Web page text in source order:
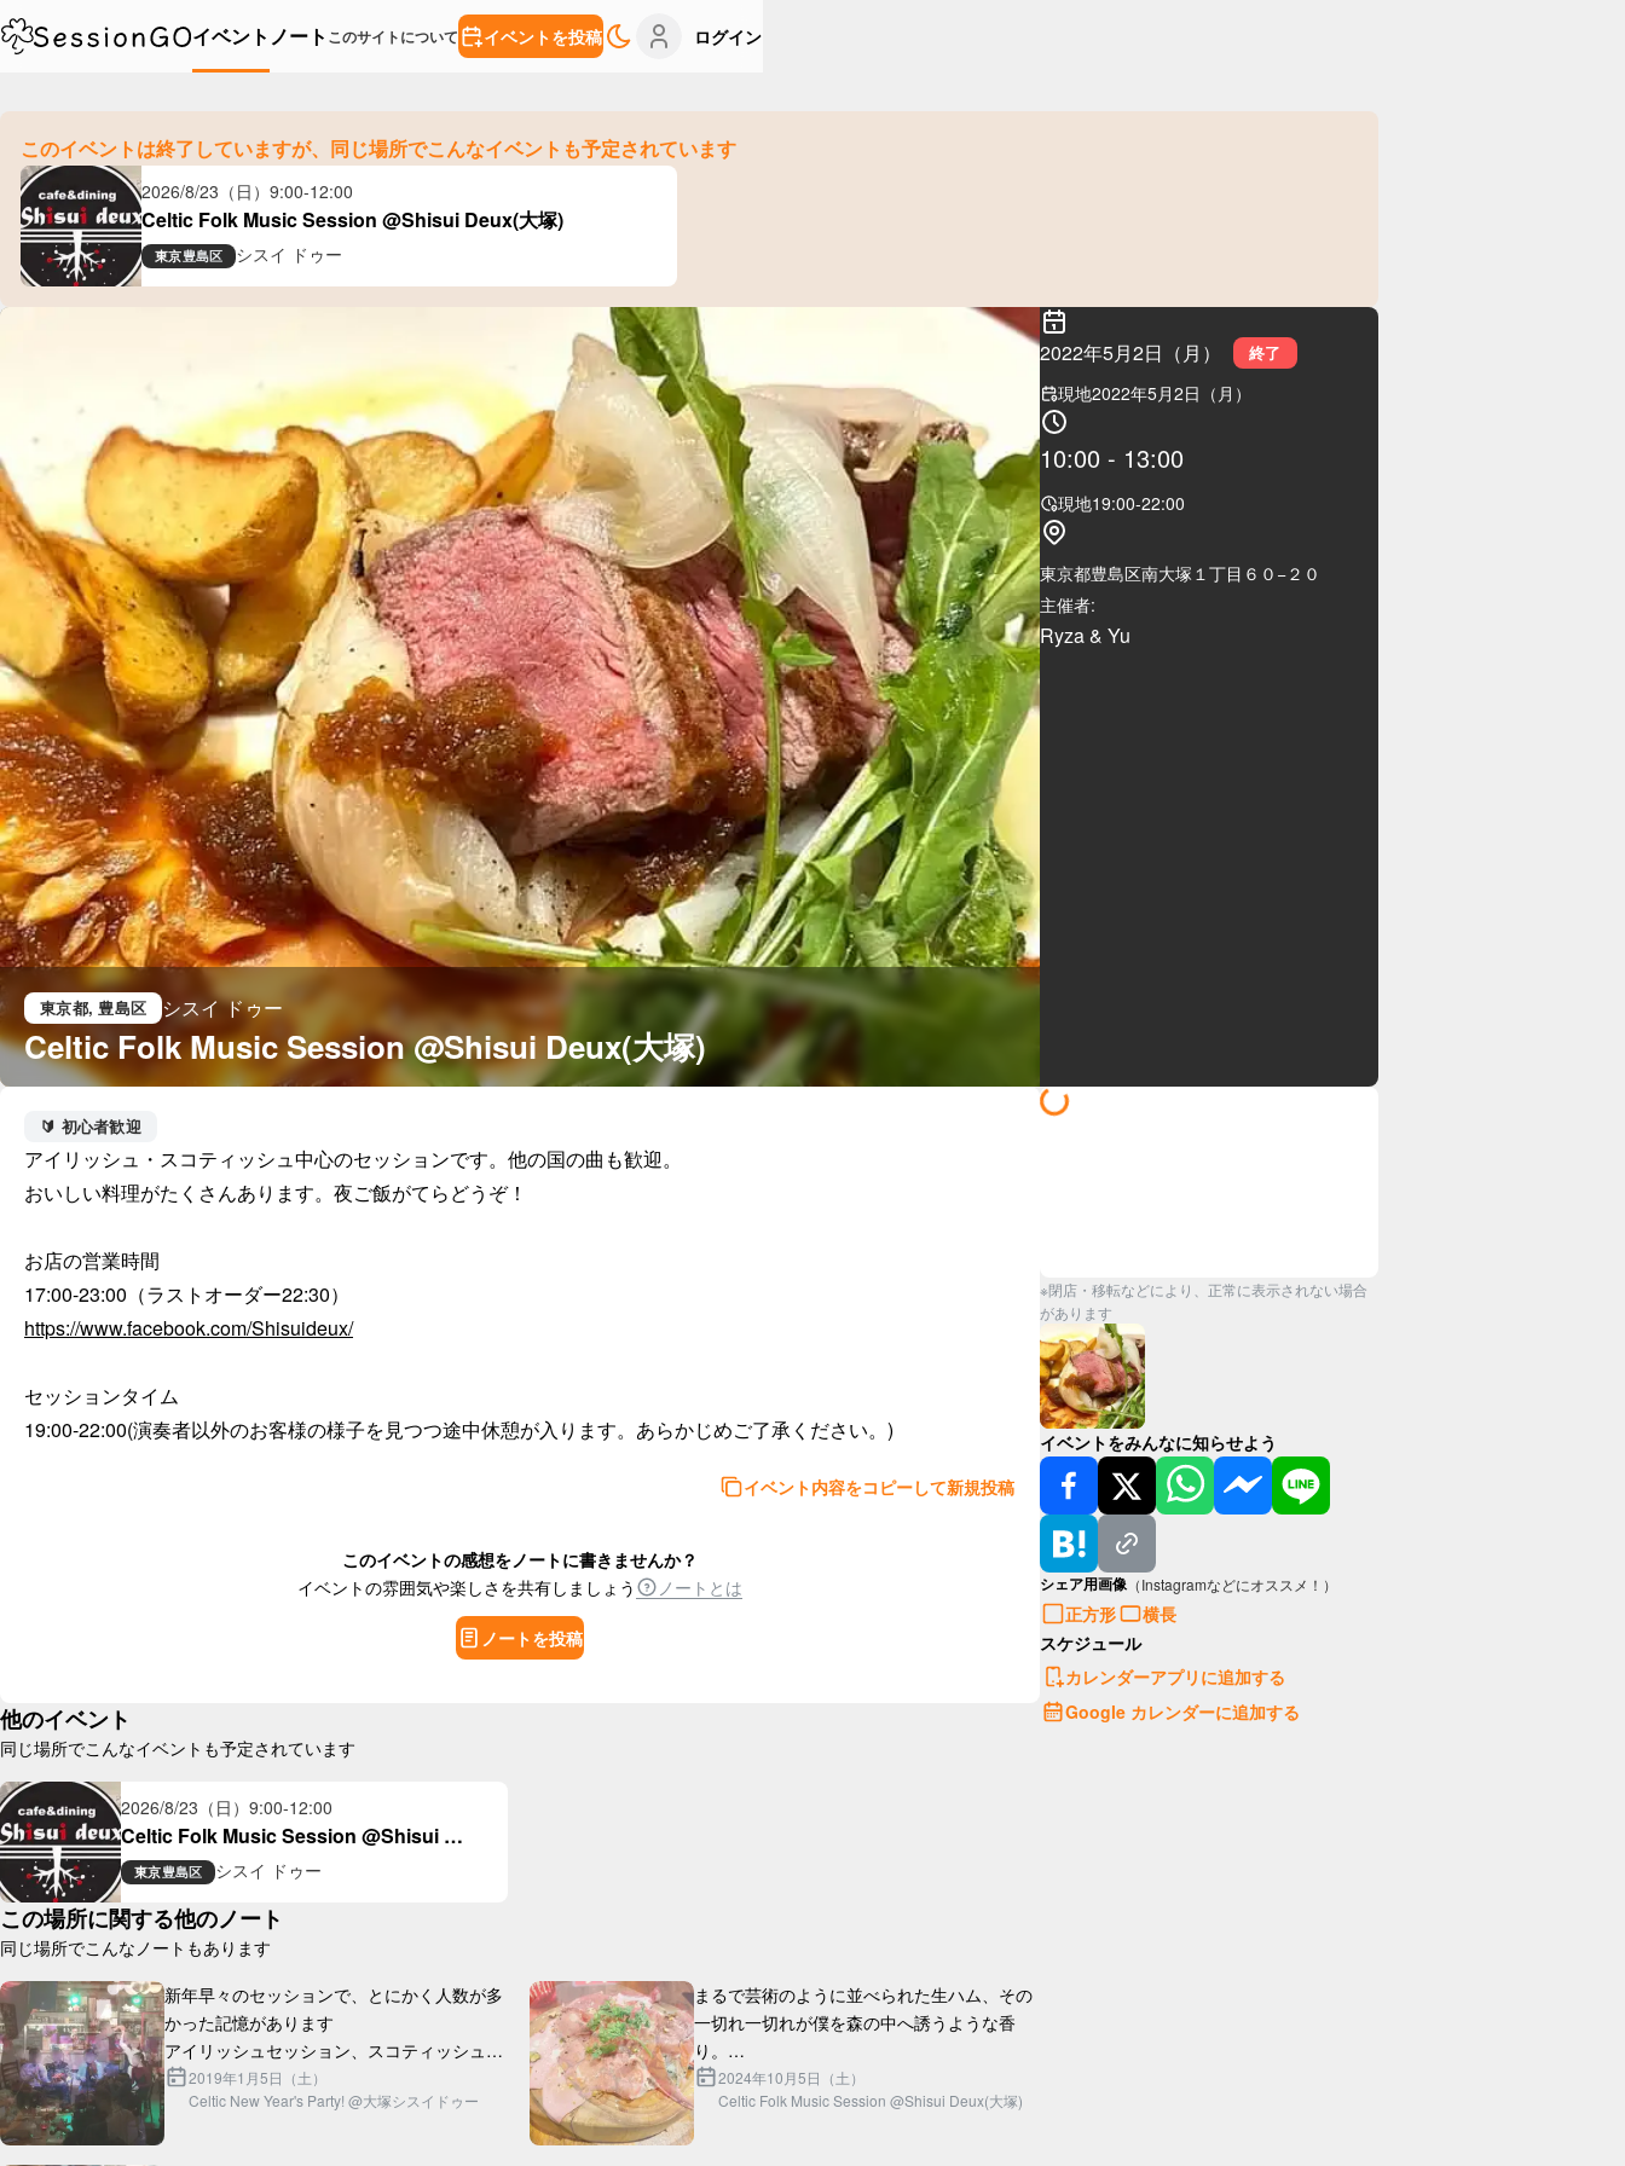
イベント ノート このサイトについて イベントを投稿 ログイン
このイベントは終了していますが、 同じ場所でこんなイベントも予定されています
2026/8/23（日） 9:00-12:00
Celtic Folk Music Session @Shisui Deux(大塚)
東京豊島区 シスイ ドゥー
東京都, 豊島区 シスイ ドゥー
Celtic Folk Music Session @Shisui Deux(大塚)
2022年5月2日（月） 終了
現地2022年5月2日（月）
10:00 - 13:00
現地19:00-22:00
東京都豊島区南大塚１丁目６０−２０
主催者:
Ryza & Yu
🔰 初心者歓迎
アイリッシュ・スコティッシュ中心のセッションです。他の国の曲も歓迎。
おいしい料理がたくさんあります。夜ご飯がてらどうぞ！
お店の営業時間
https://www.facebook.com/Shisuideux/
セッションタイム
19:00-22:00(演奏者以外のお客様の様子を見つつ途中休憩が入ります。あらかじめご了承ください。)
イベント内容をコピーして新規投稿
このイベントの感想をノートに書きませんか？
イベントの雰囲気や楽しさを共有しましょう
ノートとは
ノートを投稿
他のイベント
同じ場所でこんなイベントも予定されています
2026/8/23（日） 9:00-12:00
Celtic Folk Music Session @Shisui
Deux(大塚)
東京豊島区 シスイ ドゥー
この場所に関する他のノート
同じ場所でこんなノートもあります
新年早々のセッションで、とにかく人数が多
かった記憶があります
アイリッシュセッション、スコティッシュセ
ッション、歌、ダンス、オープンマイク...大
ボリュームの新年会でした
一部でセッションホストとして...
2019年1月5日（土）
Celtic New Year's Party! @大塚シスイドゥー
まるで芸術のように並べられた生ハム、その
一切れ一切れが僕を森の中へ誘うような香
り。
ボロネーゼ？あれはただのソースじゃない。
時間と情熱が織りなす、まさに「愛」の結
晶。
2024年10月5日（土）
Celtic Folk Music Session @Shisui Deux(大塚)
※閉店・移転などにより、正常に表示されない場合
があります
イベントをみんなに知らせよう
シェア用画像 （Instagramなどにオススメ！）
正方形
横長
スケジュール
カレンダーアプリに追加する
Google カレンダーに追加する